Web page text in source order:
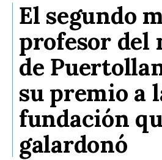
El segundo
profesor del
de
su premio a
fundación
galardonó